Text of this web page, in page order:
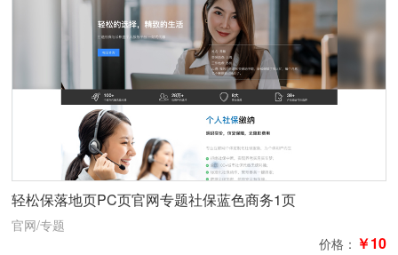
轻松保落地页PC页官网专题社保蓝色商务1页
官网/专题
价格： ￥10